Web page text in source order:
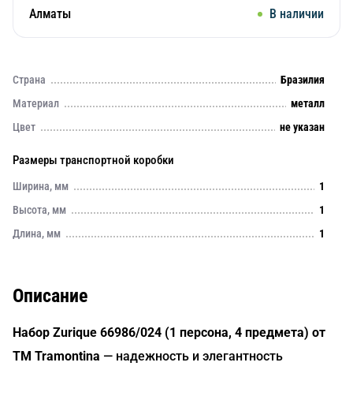
Алматы В наличии
Страна
Бразилия
Материал
металл
Цвет
не указан
Размеры транспортной коробки
Ширина, мм
1
Высота, мм
1
Длина, мм
1
Описание
Набор Zurique 66986/024 (1 персона, 4 предмета) от
TM Tramontina — надежность и элегантность